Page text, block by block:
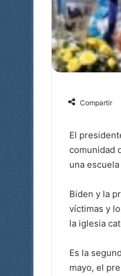
Compartir
El
comunidad
una
Biden y la
víctimas y
la iglesia
Es la
mayo, el